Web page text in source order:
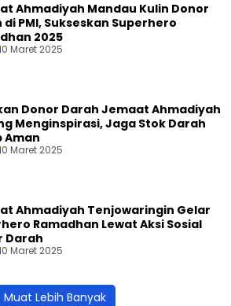
Ahmadiyah Mandau Kulin Donor
PMI, Sukseskan Superhero
2025
Maret 2025
Donor Darah Jemaat Ahmadiyah
Menginspirasi, Jaga Stok Darah
Aman
Maret 2025
Ahmadiyah Tenjowaringin Gelar
Ramadhan Lewat Aksi Sosial
Darah
Maret 2025
Muat Lebih Banyak